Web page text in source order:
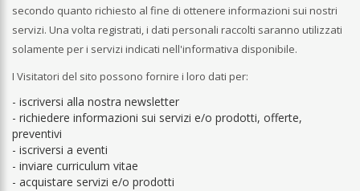
secondo quanto richiesto al fine di ottenere informazioni sui nostri
servizi. Una volta registrati, i dati personali raccolti saranno utilizzati
solamente per i servizi indicati nell'informativa disponibile.
I Visitatori del sito possono fornire i loro dati per:
- iscriversi alla nostra newsletter
- richiedere informazioni sui servizi e/o prodotti, offerte,
preventivi
- iscriversi a eventi
- inviare curriculum vitae
- acquistare servizi e/o prodotti